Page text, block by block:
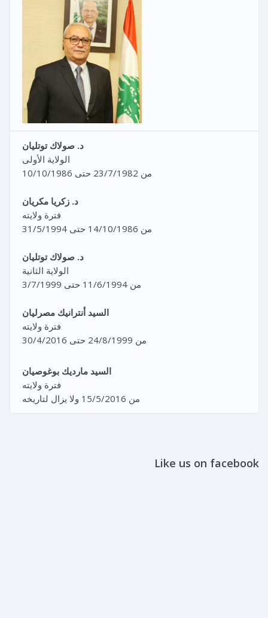
د. صولاك توتليان
الولاية الأولى
من 23/7/1982 حتى 10/10/1986
د. زكريا مكريان
فترة ولايته
من 14/10/1986 حتى 31/5/1994
د. صولاك توتليان
الولاية الثانية
من 11/6/1994 حتى 3/7/1999
السيد أنترانيك مصرليان
فترة ولايته
من 24/8/1999 حتى 30/4/2016
السيد مارديك بوغوصيان
فترة ولايته
من 15/5/2016 ولا يزال لتاريخه
Like us on facebook